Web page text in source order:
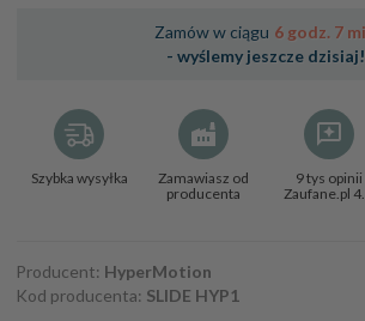
Zamów w ciągu 6 godz. 7
- wyślemy jeszcze dzisiaj!
Szybka wysyłka
Zamawiasz od
producenta
9 tys opinii
Zaufane.pl
Kod producenta: SLIDE HYP1
Producent: HyperMotion